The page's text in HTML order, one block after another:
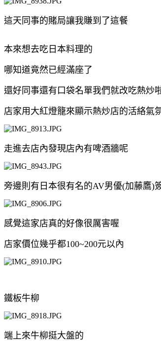
這天同事的賭局讓我賺到了這餐
本來想去吃日本料理的
哪知道竟然已經滿座了
還好同事還有口袋名單我們就改吃熱炒
店家用大紅燈籠來顯示熱炒店的活絡氣
走進去店內發現店內有啤酒牆呢
旁邊則有日本很有名的AV男優(加藤鷹)
感覺這家店真的好像很厲害喔
店家價位幾乎都100~200元以內
鐵板牛柳
端上來牛柳挺大盤的